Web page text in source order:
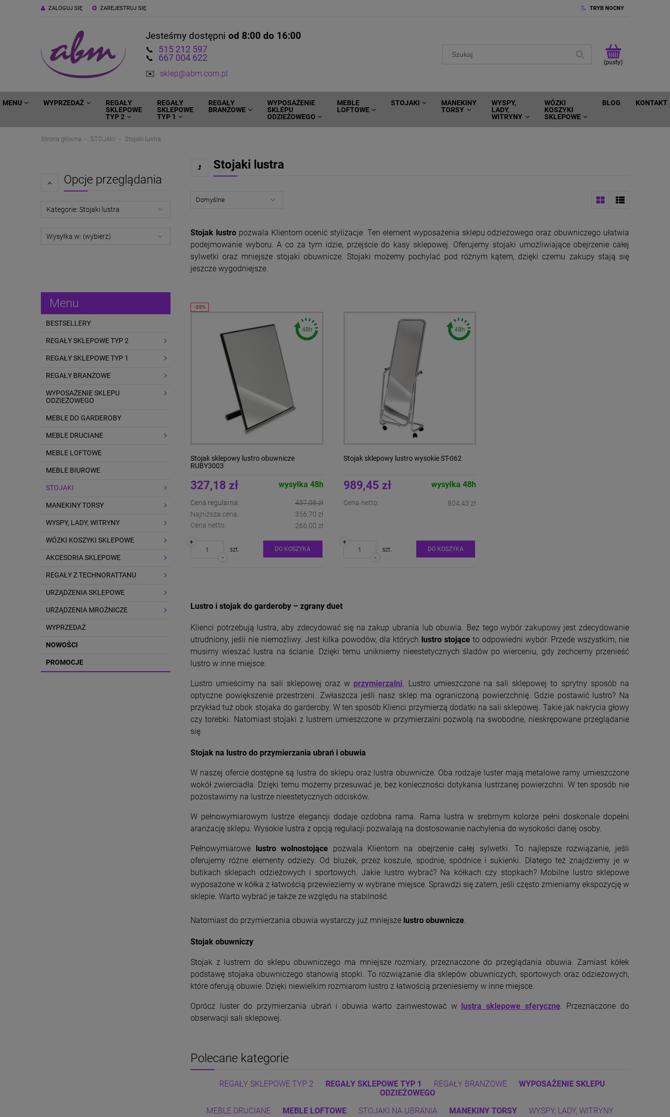
ZAREJESTRUJ SIĘ
ZALOGUJ SIĘ TRYB NOCNY
Jesteśmy dostępni od 8:00 do 16:00
📞 515 212 597
📞 667 004 622
✉️ sklep@abm.com.pl
(pusty)
MENU WYPRZEDAŻ
REGAŁY
SKLEPOWE
TYP 2
REGAŁY
SKLEPOWE
TYP 1
REGAŁY
BRANŻOWE
WYPOSAŻENIE
SKLEPU
ODZIEŻOWEGO
MEBLE
LOFTOWE
STOJAKI
MANEKINY
TORSY
WYSPY,
LADY,
WITRYNY
WÓZKI
KOSZYKI
SKLEPOWE
BLOG KONTAKT
Strona główna STOJAKI Stojaki lustra
Opcje przeglądania
Kategorie: Stojaki lustra
Wysyłka w: (wybierz)
Menu
BESTSELLERY
REGAŁY SKLEPOWE TYP 2
REGAŁY SKLEPOWE TYP 1
REGAŁY BRANŻOWE
WYPOSAŻENIE SKLEPU
ODZIEŻOWEGO
MEBLE DO GARDEROBY
MEBLE DRUCIANE
MEBLE LOFTOWE
MEBLE BIUROWE
STOJAKI
MANEKINY TORSY
WYSPY, LADY, WITRYNY
WÓZKI KOSZYKI SKLEPOWE
AKCESORIA SKLEPOWE
REGAŁY Z TECHNORATTANU
URZĄDZENIA SKLEPOWE
URZĄDZENIA MROŹNICZE
WYPRZEDAŻ
NOWOŚCI
PROMOCJE
Stojaki lustra
Stojak lustropozwala Klientom ocenić stylizacje. Ten element wyposażenia sklepu odzieżowego oraz obuwniczego ułatwia
podejmowanie wyboru. A co za tym idzie, przejście do kasy sklepowej. Oferujemy stojaki umożliwiające obejrzenie całej
sylwetki oraz mniejsze stojaki obuwnicze. Stojaki możemy pochylać pod różnym kątem, dzięki czemu zakupy stają się
jeszcze wygodniejsze.
Stojak sklepowy lustro obuwnicze
RUBY3003
327,18 zł
Cena regularna:
437,08 zł
Najniższa cena:
356,70 zł
Cena netto:
266,00 zł
wysyłka 48h
-
+
szt. DO KOSZYKA
Stojak sklepowy lustro wysokie ST-062
989,45 zł
Cena netto: 804,43 zł
wysyłka 48h
-
+
szt. DO KOSZYKA
Lustro i stojak do garderoby – zgrany duet
Klienci potrzebują lustra, aby zdecydować się na zakup ubrania lub obuwia. Bez tego wybór zakupowy jest zdecydowanie
utrudniony, jeśli nie niemożliwy. Jest kilka powodów, dla których lustro stojące to odpowiedni wybór. Przede wszystkim, nie
musimy wieszać lustra na ścianie. Dzięki temu unikniemy nieestetycznych śladów po wierceniu, gdy zechcemy przenieść
lustro w inne miejsce.
Lustro umieścimy na sali sklepowej oraz w przymierzalni. Lustro umieszczone na sali sklepowej to sprytny sposób na
optyczne powiększenie przestrzeni. Zwłaszcza jeśli nasz sklep ma ograniczoną powierzchnię. Gdzie postawić lustro? Na
przykład tuż obok stojaka do garderoby. W ten sposób Klienci przymierzą dodatki na sali sklepowej. Takie jak nakrycia głowy
czy torebki. Natomiast stojaki z lustrem umieszczone w przymierzalni pozwolą na swobodne, nieskrępowane przeglądanie
się.
Stojak na lustro do przymierzania ubrań i obuwia
W naszej ofercie dostępne są lustra do sklepu oraz lustra obuwnicze. Oba rodzaje luster mają metalowe ramy umieszczone
wokół zwierciadła. Dzięki temu możemy przesuwać je, bez konieczności dotykania lustrzanej powierzchni. W ten sposób nie
pozostawimy na lustrze nieestetycznych odcisków.
W pełnowymiarowym lustrze elegancji dodaje ozdobna rama. Rama lustra w srebrnym kolorze pełni doskonale dopełni
aranżację sklepu. Wysokie lustra z opcją regulacji pozwalają na dostosowanie nachylenia do wysokości danej osoby.
Pełnowymiarowe lustro wolnostojące pozwala Klientom na obejrzenie całej sylwetki. To najlepsze rozwiązanie, jeśli
oferujemy różne elementy odzieży. Od bluzek, przez koszule, spodnie, spódnice i sukienki. Dlatego też znajdziemy je w
butikach sklepach odzieżowych i sportowych. Jakie lustro wybrać? Na kółkach czy stopkach? Mobilne lustro sklepowe
wyposażone w kółka z łatwością przewieziemy w wybrane miejsce. Sprawdzi się zatem, jeśli często zmieniamy ekspozycję w
sklepie. Warto wybrać je także ze względu na stabilność.
Natomiast do przymierzania obuwia wystarczy już mniejsze lustro obuwnicze.
Stojak obuwniczy
Stojak z lustrem do sklepu obuwniczego ma mniejsze rozmiary, przeznaczone do przeglądania obuwia. Zamiast kółek
podstawę stojaka obuwniczego stanowią stopki. To rozwiązanie dla sklepów obuwniczych, sportowych oraz odzieżowych,
które oferują obuwie. Dzięki niewielkim rozmiarom lustro z łatwością przeniesiemy w inne miejsce.
Oprócz luster do przymierzania ubrań i obuwia warto zainwestować w lustra sklepowe sferyczne. Przeznaczone do
obserwacji sali sklepowej.
Polecane kategorie
REGAŁY SKLEPOWE TYP 2 REGAŁY SKLEPOWE TYP 1 REGAŁY BRANŻOWE
WYPOSAŻENIE SKLEPU
ODZIEŻOWEGO
MEBLE DRUCIANE
MEBLE LOFTOWE STOJAKI NA UBRANIA MANEKINY TORSY
WYSPY, LADY, WITRYNY